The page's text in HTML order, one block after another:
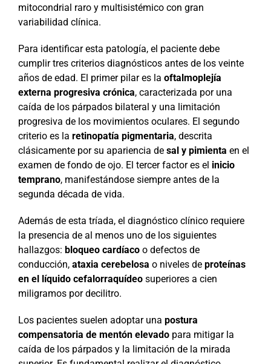
mitocondrial raro y multisistémico con gran
variabilidad clínica.
Para identificar esta patología, el paciente debe
cumplir tres criterios diagnósticos antes de los veinte
años de edad. El primer pilar es la oftalmoplejía
externa progresiva crónica, caracterizada por una
caída de los párpados bilateral y una limitación
progresiva de los movimientos oculares. El segundo
criterio es la retinopatía pigmentaria, descrita
clásicamente por su apariencia de sal y pimienta en el
examen de fondo de ojo. El tercer factor es el inicio
temprano, manifestándose siempre antes de la
segunda década de vida.
Además de esta tríada, el diagnóstico clínico requiere
la presencia de al menos uno de los siguientes
hallazgos: bloqueo cardíacoo defectos de
conducción, ataxia cerebelosa o niveles de proteínas
en el líquido cefalorraquídeosuperiores a cien
miligramos por decilitro.
Los pacientes suelen adoptar una postura
compensatoria de mentón elevadopara mitigar la
caída de los párpados y la limitación de la mirada